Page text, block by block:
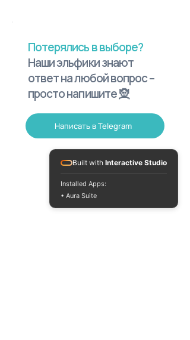
Потерялись в выборе?
Наши эльфики знают
ответ на любой вопрос –
просто напишите 🧝
Написать в Telegram
Built with Interactive Studio
Installed Apps:
• Aura Suite